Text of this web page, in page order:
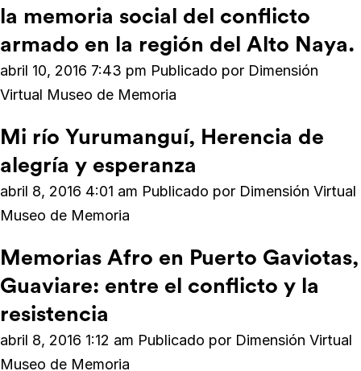
la memoria social del conflicto
armado en la región del Alto Naya.
abril 10, 2016 7:43 pm Publicado por Dimensión
Virtual Museo de Memoria
Mi río Yurumanguí, Herencia de
alegría y esperanza
abril 8, 2016 4:01 am Publicado por Dimensión Virtual
Museo de Memoria
Memorias Afro en Puerto Gaviotas,
Guaviare: entre el conflicto y la
resistencia
abril 8, 2016 1:12 am Publicado por Dimensión Virtual
Museo de Memoria